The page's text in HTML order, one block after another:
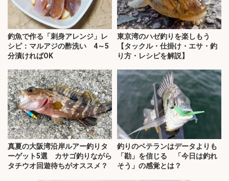
釣魚で作る「刺身アレンジ」レ
シピ：マルアジの酢洗い 4～5
分漬ければOK
東京湾のハゼ釣りを楽しもう
【タックル・仕掛け・エサ・釣
り方・レシピを解説】
真夏の大阪湾沿岸ルアー釣りタ
ーゲット5選 カサゴ釣りながら
タチウオ回遊待ちがオススメ？
釣りのベテランはデータよりも
「勘」を信じる 「今日は釣れ
そう」の感覚とは？